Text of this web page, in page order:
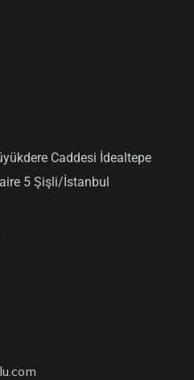
Caddesi İdealtepe
5 Şişli/İstanbul